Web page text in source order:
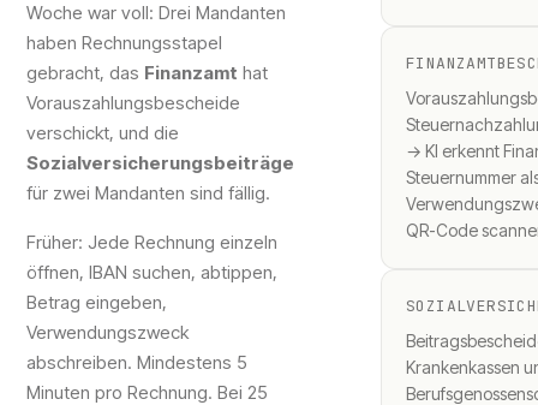
Woche war voll: Drei Mandanten
haben Rechnungsstapel
gebracht, das Finanzamt hat
Vorauszahlungsbescheide
verschickt, und die
Sozialversicherungsbeiträge
für zwei Mandanten sind fällig.
Früher: Jede Rechnung einzeln
öffnen, IBAN suchen, abtippen,
Betrag eingeben,
Verwendungszweck
abschreiben. Mindestens 5
Minuten pro Rechnung. Bei 25
→ KI erkennt
Steuernummer
QR-Code
Krankenkassen